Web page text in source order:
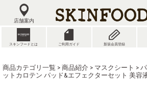
店舗案内
スキンフードとは ご利用ガイド 新規会員登録
商品カテゴリ一覧 > 商品紹介 > マスクシート >
ットカロテン パッド&エフェクターセット 美容